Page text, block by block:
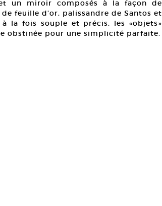
un miroir composés à la façon de
feuille d’or, palissandre de Santos et
la fois souple et précis, les «objets»
obstinée pour une simplicité parfaite.